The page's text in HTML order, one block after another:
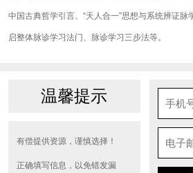
中国古典哲学引言、“天人合一”思想与系统辨证
启整体脉诊学习法门、脉诊学习三步法等。
温馨提示
有偿提供资源，谨慎选择！
正确填写信息，以免错发漏